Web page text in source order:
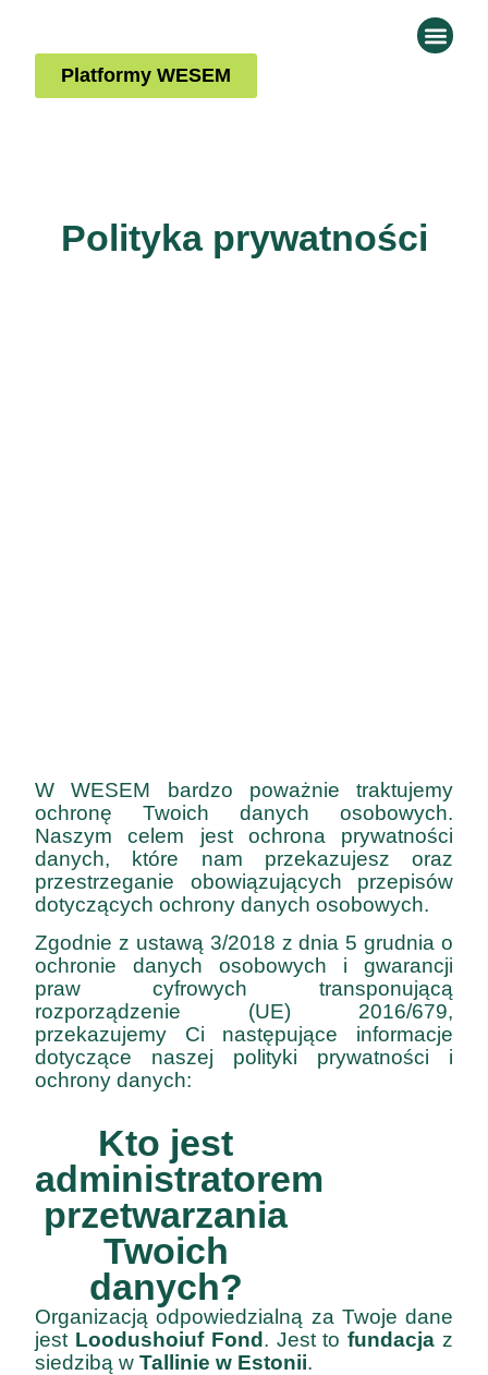
Platformy WESEM
Polityka prywatności
W WESEM bardzo poważnie traktujemy
ochronę Twoich danych osobowych.
Naszym celem jest ochrona prywatności
danych, które nam przekazujesz oraz
przestrzeganie obowiązujących przepisów
dotyczących ochrony danych osobowych.
Zgodnie z ustawą 3/2018 z dnia 5 grudnia o
ochronie danych osobowych i gwarancji
praw cyfrowych transponującą
rozporządzenie (UE) 2016/679,
przekazujemy Ci następujące informacje
dotyczące naszej polityki prywatności i
ochrony danych:
Kto jest
administratorem
przetwarzania
Twoich
danych?
Organizacją odpowiedzialną za Twoje dane
jest Loodushoiuf Fond. Jest tofundacja z
siedzibą w Tallinie w Estonii.